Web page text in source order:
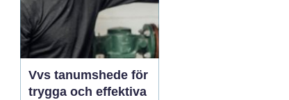
Vvs tanumshede för
trygga och effektiva